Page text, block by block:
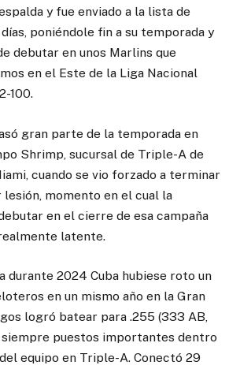
y fue enviado a la lista de
poniéndole fin a su temporada y
debutar en unos Marlins que
en el Este de la Liga Nacional
100.
gran parte de la temporada en
Shrimp, sucursal de Triple-A de
cuando se vio forzado a terminar
momento en el cual la
en el cierre de esa campaña
latente.
durante 2024 Cuba hubiese roto un
en un mismo año en la Gran
logró batear para .255 (333 AB,
siempre puestos importantes dentro
equipo en Triple-A. Conectó 29